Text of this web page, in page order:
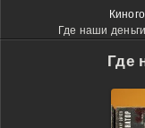
Где наши
Где